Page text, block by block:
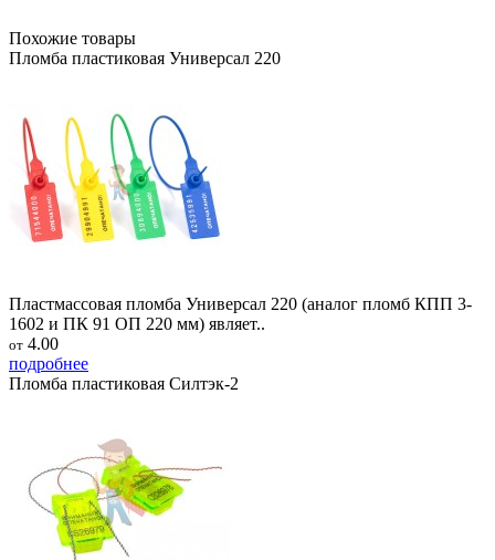
Похожие товары
Пломба пластиковая Универсал 220
Пластмассовая пломба Универсал 220 (аналог пломб КПП 3-
1602 и ПК 91 ОП 220 мм) являет..
от 4.00
подробнее
Пломба пластиковая Силтэк-2